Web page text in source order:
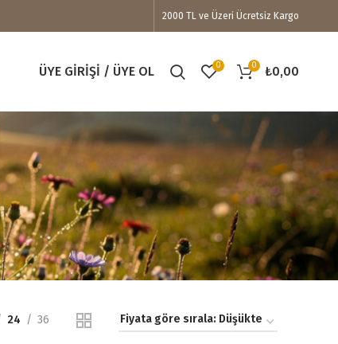
2000 TL ve Üzeri Ücretsiz Kargo
ÜYE GIRIŞI / ÜYE OL 0 0 ₺0,00
24 36